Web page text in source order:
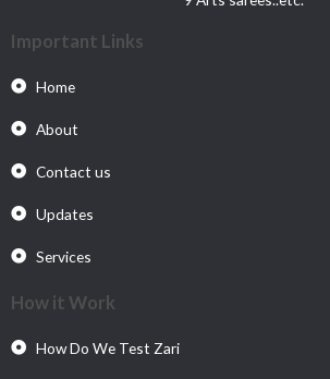
Important Links
Home
About
Contact us
Updates
Services
How it Work
How Do We Test Zari